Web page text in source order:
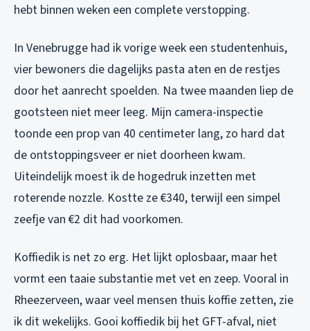
hebt binnen weken een complete verstopping.
In Venebrugge had ik vorige week een studentenhuis,
vier bewoners die dagelijks pasta aten en de restjes
door het aanrecht spoelden. Na twee maanden liep de
gootsteen niet meer leeg. Mijn camera-inspectie
toonde een prop van 40 centimeter lang, zo hard dat
de ontstoppingsveer er niet doorheen kwam.
Uiteindelijk moest ik de hogedruk inzetten met
roterende nozzle. Kostte ze €340, terwijl een simpel
zeefje van €2 dit had voorkomen.
Koffiedik is net zo erg. Het lijkt oplosbaar, maar het
vormt een taaie substantie met vet en zeep. Vooral in
Rheezerveen, waar veel mensen thuis koffie zetten, zie
ik dit wekelijks. Gooi koffiedik bij het GFT-afval, niet